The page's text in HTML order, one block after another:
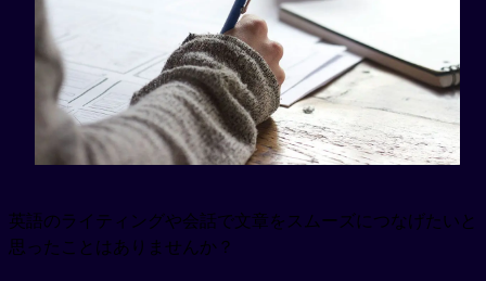
英語のライティングや会話で文章をスムーズにつなげたいと
思ったことはありませんか？